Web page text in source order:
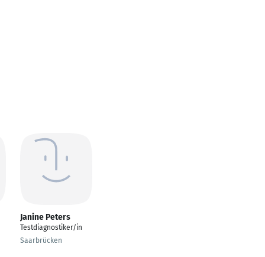
Janine Peters
Testdiagnostiker/in
Saarbrücken